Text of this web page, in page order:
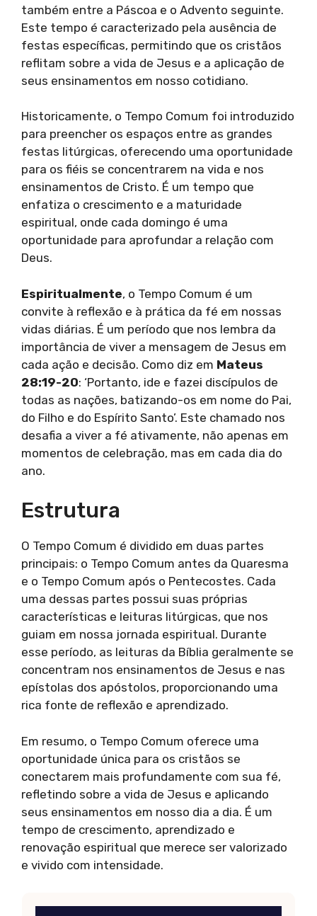
também entre a Páscoa e o Advento seguinte.
Este tempo é caracterizado pela ausência de
festas específicas, permitindo que os cristãos
reflitam sobre a vida de Jesus e a aplicação de
seus ensinamentos em nosso cotidiano.
Historicamente, o Tempo Comum foi introduzido
para preencher os espaços entre as grandes
festas litúrgicas, oferecendo uma oportunidade
para os fiéis se concentrarem na vida e nos
ensinamentos de Cristo. É um tempo que
enfatiza o crescimento e a maturidade
espiritual, onde cada domingo é uma
oportunidade para aprofundar a relação com
Deus.
Espiritualmente, o Tempo Comum é um
convite à reflexão e à prática da fé em nossas
vidas diárias. É um período que nos lembra da
importância de viver a mensagem de Jesus em
cada ação e decisão. Como diz em Mateus
28:19-20: ‘Portanto, ide e fazei discípulos de
todas as nações, batizando-os em nome do Pai,
do Filho e do Espírito Santo’. Este chamado nos
desafia a viver a fé ativamente, não apenas em
momentos de celebração, mas em cada dia do
ano.
Estrutura
O Tempo Comum é dividido em duas partes
principais: o Tempo Comum antes da Quaresma
e o Tempo Comum após o Pentecostes. Cada
uma dessas partes possui suas próprias
características e leituras litúrgicas, que nos
guiam em nossa jornada espiritual. Durante
esse período, as leituras da Bíblia geralmente se
concentram nos ensinamentos de Jesus e nas
epístolas dos apóstolos, proporcionando uma
rica fonte de reflexão e aprendizado.
Em resumo, o Tempo Comum oferece uma
oportunidade única para os cristãos se
conectarem mais profundamente com sua fé,
refletindo sobre a vida de Jesus e aplicando
seus ensinamentos em nosso dia a dia. É um
tempo de crescimento, aprendizado e
renovação espiritual que merece ser valorizado
e vivido com intensidade.